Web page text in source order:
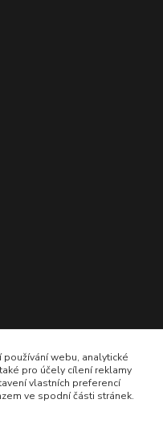
hod.
webu, analytické
pro účely cílení reklamy
vlastních preferencí
ve spodní části stránek.